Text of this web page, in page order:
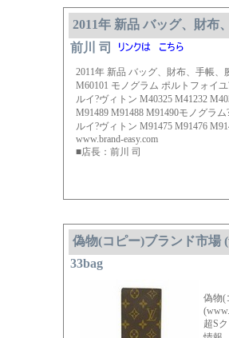
2011年 新品 バッグ、財布
前川 司
2011年 新品 バッグ、財布、手帳、
M60101 モノグラム ポルトフォイ
ルイ?ヴィトン M40325 M41232
M91489 M91488 M91490モノグラ
ルイ?ヴィトン M91475 M91476
www.brand-easy.com
■店長：前川 司
偽物(コピー)ブランド市場
33bag
偽物(
超S